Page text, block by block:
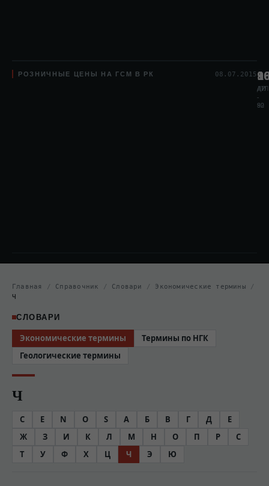
РОЗНИЧНЫЕ ЦЕНЫ НА ГСМ В РК 08.07.2015
АИ
-
80
АИ
-
92
ДТЛ
Главная / Справочник / Словари / Экономические термины /
Ч
СЛОВАРИ
Экономические термины
Термины по НГК
Геологические термины
Ч
C E N O S А Б В Г Д
Е
Ж
З И К Л М Н О П Р
С
Т
У Ф Х Ц Ч Э Ю